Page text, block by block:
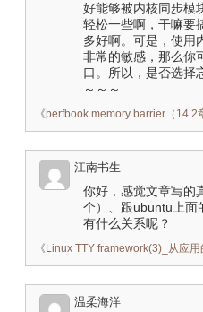
好能够被内核同步模
轻松一些啊，干嘛要
多好啊。可是，使用
非常的敏感，那么你
口。所以，是否选择
～～～
《perfbook memory barrier（14.2
江南书生
你好，感觉文章写的
个）、跟ubuntu上面
有什么关系呢？
《 Linux TTY framework(3)_从应
温柔海洋